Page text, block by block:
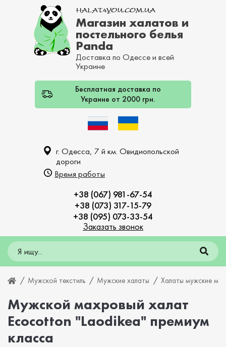
Магазин халатов и
постельного белья
Panda
Доставка по Одессе и всей
Украине
Бесплатная доставка по
Украине от 2000 грн.
г. Одесса, 7 й км. Овидиопольской
дороги
Время работы
+38 (067) 981-67-54
+38 (073) 317-15-79
+38 (095) 073-33-54
Заказать звонок
Мужской текстиль Мужские халаты Халаты мужские
Мужской махровый халат
Ecocotton "Laodikea" премиум
класса